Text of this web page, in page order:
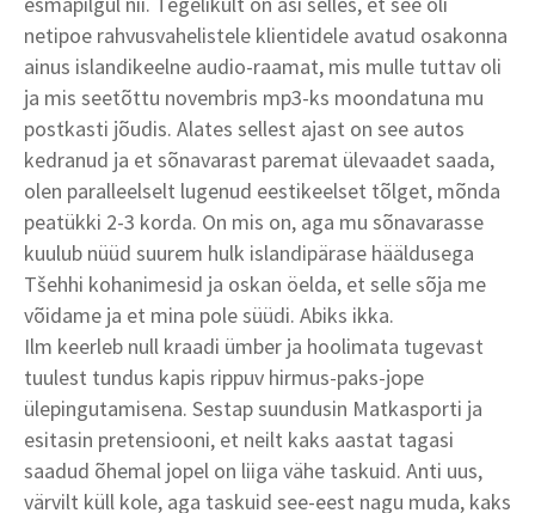
netipoe rahvusvahelistele klientidele avatud osakonna
ainus islandikeelne audio-raamat, mis mulle tuttav oli
ja mis seetõttu novembris mp3-ks moondatuna mu
postkasti jõudis. Alates sellest ajast on see autos
kedranud ja et sõnavarast paremat ülevaadet saada,
olen paralleelselt lugenud eestikeelset tõlget, mõnda
peatükki 2-3 korda. On mis on, aga mu sõnavarasse
kuulub nüüd suurem hulk islandipärase hääldusega
Tšehhi kohanimesid ja oskan öelda, et selle sõja me
võidame ja et mina pole süüdi. Abiks ikka.
Ilm keerleb null kraadi ümber ja hoolimata tugevast
tuulest tundus kapis rippuv hirmus-paks-jope
ülepingutamisena. Sestap suundusin Matkasporti ja
esitasin pretensiooni, et neilt kaks aastat tagasi
saadud õhemal jopel on liiga vähe taskuid. Anti uus,
värvilt küll kole, aga taskuid see-eest nagu muda, kaks